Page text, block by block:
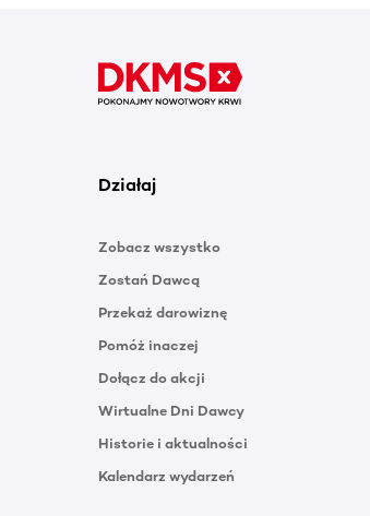
Działaj
Zobacz wszystko
Zostań Dawcą
Przekaż darowiznę
Pomóż inaczej
Dołącz do akcji
Wirtualne Dni Dawcy
Historie i aktualności
Kalendarz wydarzeń